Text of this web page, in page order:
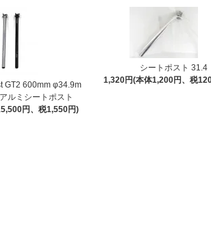
GT2 600mm φ34.9m
ルミシートポスト
円、税1,550円)
シートポスト 31.4
1,320円(本体1,200円、税